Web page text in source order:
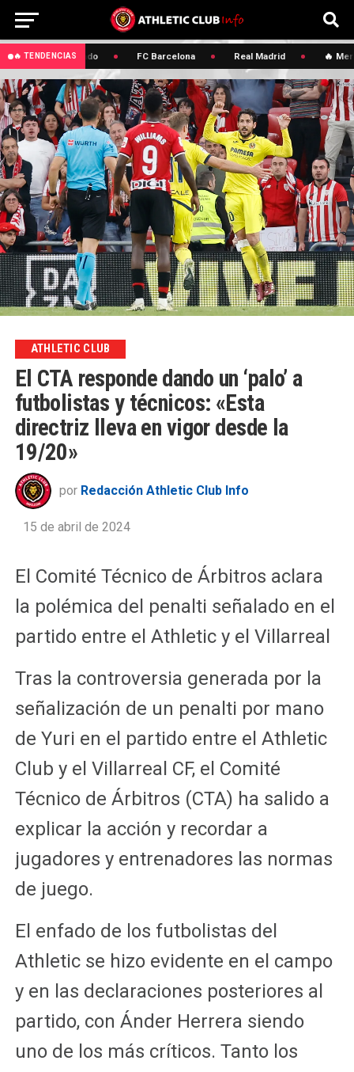
🔥 TENDENCIAS
🔥 Mercado FC Barcelona Real Madrid 🔥
ATHLETIC CLUB
El CTA responde dando un ‘palo’ a
futbolistas y técnicos: «Esta
directriz lleva en vigor desde la
19/20»
por Redacción Athletic Club Info
15 de abril de 2024
El Comité Técnico de Árbitros aclara
la polémica del penalti señalado en el
partido entre el Athletic y el Villarreal
Tras la controversia generada por la
señalización de un penalti por mano
de Yuri en el partido entre el Athletic
Club y el Villarreal CF, el Comité
Técnico de Árbitros (CTA) ha salido a
explicar la acción y recordar a
jugadores y entrenadores las normas
de juego.
El enfado de los futbolistas del
Athletic se hizo evidente en el campo
y en las declaraciones posteriores al
partido, con Ánder Herrera siendo
uno de los más críticos. Tanto los